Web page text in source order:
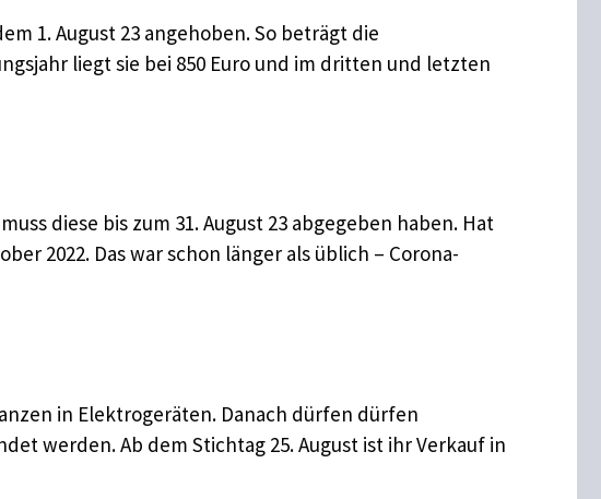
1. August 23 angehoben. So beträgt die
liegt sie bei 850 Euro und im dritten und letzten
diese bis zum 31. August 23 abgegeben haben. Hat
2022. Das war schon länger als üblich – Corona-
in Elektrogeräten. Danach dürfen dürfen
werden. Ab dem Stichtag 25. August ist ihr Verkauf in